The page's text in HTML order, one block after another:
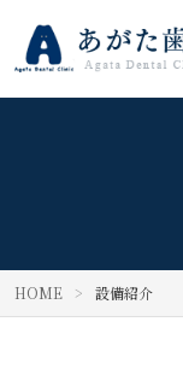
HOME 設備紹介